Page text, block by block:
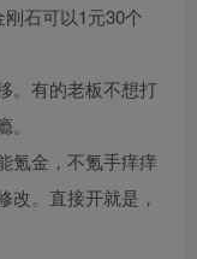
石可以1元30个
。有的老板不想打
氪金，不氪手痒痒
改。直接开就是，